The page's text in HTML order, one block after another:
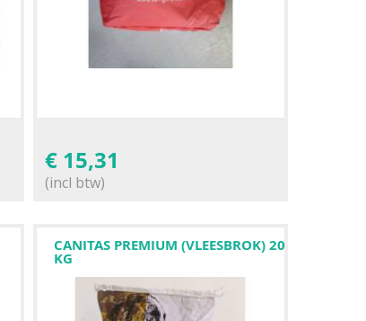
€ 15,31
(incl btw)
CANITAS PREMIUM (VLEESBROK) 20
KG